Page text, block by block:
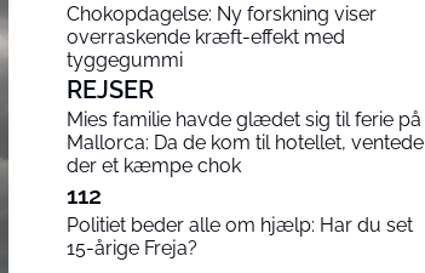
Chokopdagelse: Ny forskning viser
overraskende kræft-effekt med
tyggegummi
REJSER
Mies familie havde glædet sig til ferie på
Mallorca: Da de kom til hotellet, ventede
der et kæmpe chok
112
Politiet beder alle om hjælp: Har du set
15-årige Freja?